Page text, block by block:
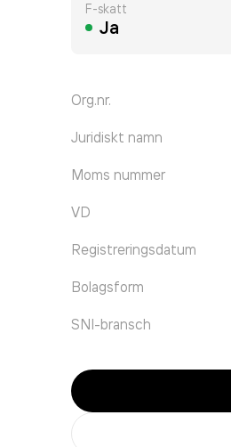
F-skatt
Ja
Org.nr.
Juridiskt namn
Moms nummer
VD
Registreringsdatum
Bolagsform
SNI-bransch